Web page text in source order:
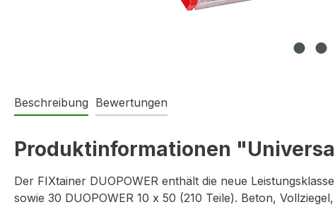
Beschreibung Bewertungen
Produktinformationen
Der FIXtainer DUOPOWER enthält die neue
sowie 30 DUOPOWER 10 x 50 (210 Teile). Beton,